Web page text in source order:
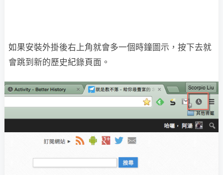
如果安裝外掛後右上角就會多一個時鐘圖示，按下去就
會跳到新的歷史紀錄頁面。